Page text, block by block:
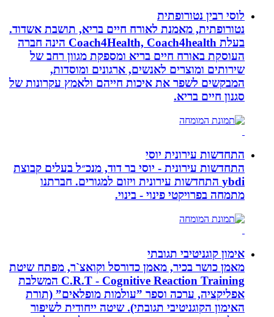
לוסי רבין נטורופתית
נטורופתית, מאמנת לאורח חיים בריא, תושבת אשדוד.
בעלת Coach4Health, Coach4health הינה חברה
העוסקת באורח חיים בריא ומספקת מגוון רחב של
שירותים ומוצרים לאנשים, ארגונים ומוסדות,
המבקשים לשפר את איכות חייהם ולאמץ עקרונות של
סגנון חיים בריא.
התחדשות עירונית יוסי
התחדשות עירונית - יוסי בר דוד, מנכ״ל בעלים קבוצת
ybdi התחדשות עירונית ויזום למגורים. חברתנו
מתמחה בפרויקטי פינוי - בינוי.
אימון קוגניטיבי תגובתי
מאמן כושר בכיר, מאמן כדורסל וקואצ`ר, מפתח שיטת
C.R.T - Cognitive Reaction Training המשלבת
אפליקציה, ערכה וספר ”עולמות מופלאים” (תורת
האימון הקוגניטיבי תגובתי). שיטה ייחודית לשיפור